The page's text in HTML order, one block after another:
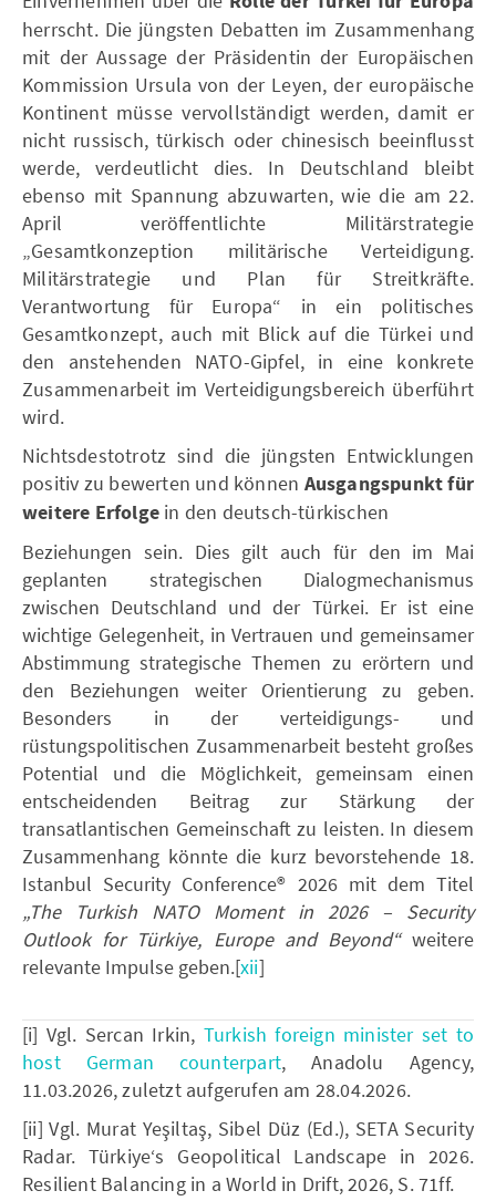
herrscht. Die jüngsten Debatten im Zusammenhang
mit der Aussage der Präsidentin der Europäischen
Kommission Ursula von der Leyen, der europäische
Kontinent müsse vervollständigt werden, damit er
nicht russisch, türkisch oder chinesisch beeinflusst
werde, verdeutlicht dies. In Deutschland bleibt
ebenso mit Spannung abzuwarten, wie die am 22.
April veröffentlichte Militärstrategie
„Gesamtkonzeption militärische Verteidigung.
Militärstrategie und Plan für Streitkräfte.
Verantwortung für Europa“ in ein politisches
Gesamtkonzept, auch mit Blick auf die Türkei und
den anstehenden NATO-Gipfel, in eine konkrete
Zusammenarbeit im Verteidigungsbereich überführt
wird.
Nichtsdestotrotz sind die jüngsten Entwicklungen
positiv zu bewerten und können Ausgangspunkt für
weitere Erfolge in den deutsch-türkischen
Beziehungen sein. Dies gilt auch für den im Mai
geplanten strategischen Dialogmechanismus
zwischen Deutschland und der Türkei. Er ist eine
wichtige Gelegenheit, in Vertrauen und gemeinsamer
Abstimmung strategische Themen zu erörtern und
den Beziehungen weiter Orientierung zu geben.
Besonders in der verteidigungs- und
rüstungspolitischen Zusammenarbeit besteht großes
Potential und die Möglichkeit, gemeinsam einen
entscheidenden Beitrag zur Stärkung der
transatlantischen Gemeinschaft zu leisten. In diesem
Zusammenhang könnte die kurz bevorstehende 18.
Istanbul Security Conference® 2026 mit dem Titel
„The Turkish NATO Moment in 2026 – Security
Outlook for Türkiye, Europe and Beyond“weitere
relevante Impulse geben.[xii]
[i] Vgl. Sercan Irkin, Turkish foreign minister set to
host German counterpart, Anadolu Agency,
11.03.2026, zuletzt aufgerufen am 28.04.2026.
[ii] Vgl. Murat Yeşiltaş, Sibel Düz (Ed.), SETA Security
Radar. Türkiye‘s Geopolitical Landscape in 2026.
Resilient Balancing in a World in Drift, 2026, S. 71ff.